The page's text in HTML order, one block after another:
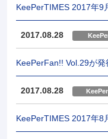
KeePerTIMES 2017年9
2017.08.28
KeePerFan!! Vol.29が発
2017.08.28
KeePerTIMES 2017年8